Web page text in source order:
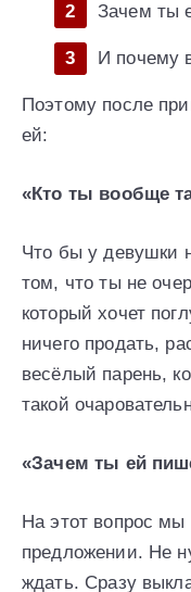
Зачем ты
И почему
Поэтому после
ей:
«Кто ты вообще
Что бы у девушки
том, что ты не
который хочет
ничего продать,
весёлый парень,
такой
«Зачем ты ей
На этот вопрос мы
предложении. Не
ждать. Сразу